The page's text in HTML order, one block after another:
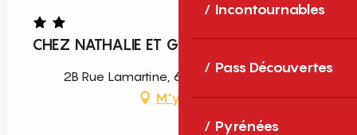
Incontournables
Pass Découvertes
Pyrénées
CHEZ NATHALIE ET GILLES
2B Rue Lamartine, 66660 Port-Vendres
M'y rendre